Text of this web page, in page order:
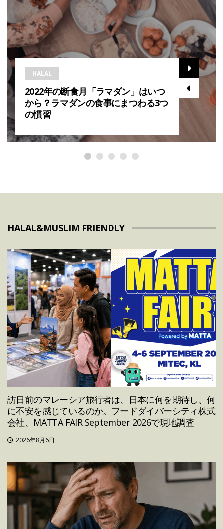
HALAL
2022年の断食月「ラマダン」はいつ
から？ラマダンの食事にまつわる3つ
の慣習
HALAL&MUSLIM FRIENDLY
訪日前のマレーシア旅行者は、日本に何を期待し、何
に不安を感じているのか。フードダイバーシティ株式
会社、MATTA FAIR September 2026で現地調査
2026年8月6日